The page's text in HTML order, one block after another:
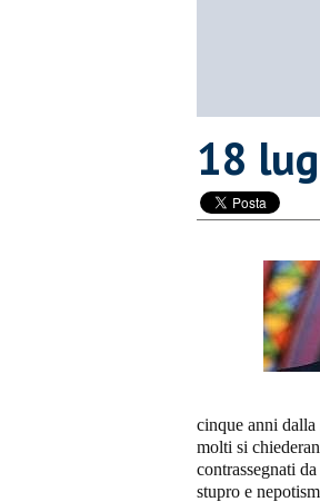
18
cinque anni dalla
molti si
contrassegnati
stupro e